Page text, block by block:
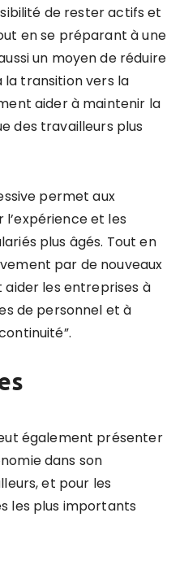
de rester actifs et
en se préparant à une
un moyen de réduire
la transition vers la
aider à maintenir la
des travailleurs plus
permet aux
et les
plus âgés. Tout en
par de nouveaux
les entreprises à
de personnel et à
également présenter
dans son
et pour les
les plus importants